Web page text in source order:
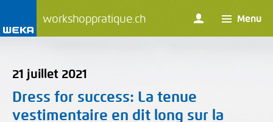
workshoppratique.ch Menu
21 juillet 2021
Dress for success: La tenue
vestimentaire en dit long sur la